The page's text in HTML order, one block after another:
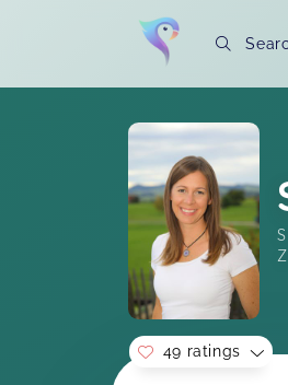
Soon you will
49 ratings